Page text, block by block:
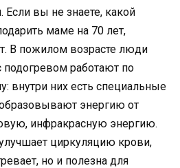
Если вы не знаете, какой
маме на 70 лет,
В пожилом возрасте люди
подогревом работают по
внутри них есть специальные
энергию от
инфракрасную энергию.
циркуляцию крови,
но и полезна для